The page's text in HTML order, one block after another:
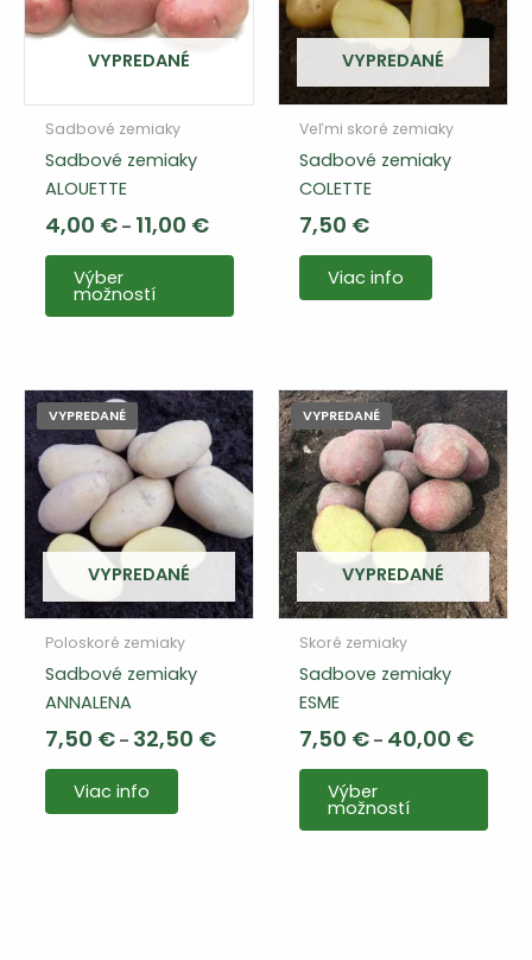
VYPREDANÉ
Sadbové zemiaky
Sadbové zemiaky
ALOUETTE
4,00 € – 11,00 €Cenový
4,00 €
Výber
možností
Tento
má
Varianty
si
môžete
vybrať
na
stránke
produktu
VYPREDANÉ
Veľmi skoré zemiaky
Sadbové zemiaky
COLETTE
7,50 €
Viac info
VYPREDANÉ
VYPREDANÉ
Poloskoré zemiaky
Sadbové zemiaky
ANNALENA
7,50 € – 32,50 €Cenový
Viac info
VYPREDANÉ
VYPREDANÉ
Skoré zemiaky
Sadbove zemiaky
ESME
7,50 € – 40,00 €
7,50 €
Výber
možností
má